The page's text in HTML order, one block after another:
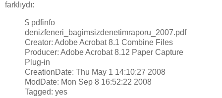
farklıydı:
$ pdfinfo
denizfeneri_bagimsizdenetimraporu_2007.pdf
Creator: Adobe Acrobat 8.1 Combine Files
Producer: Adobe Acrobat 8.12 Paper Capture
Plug-in
CreationDate: Thu May 1 14:10:27 2008
ModDate: Mon Sep 8 16:52:22 2008
Tagged: yes